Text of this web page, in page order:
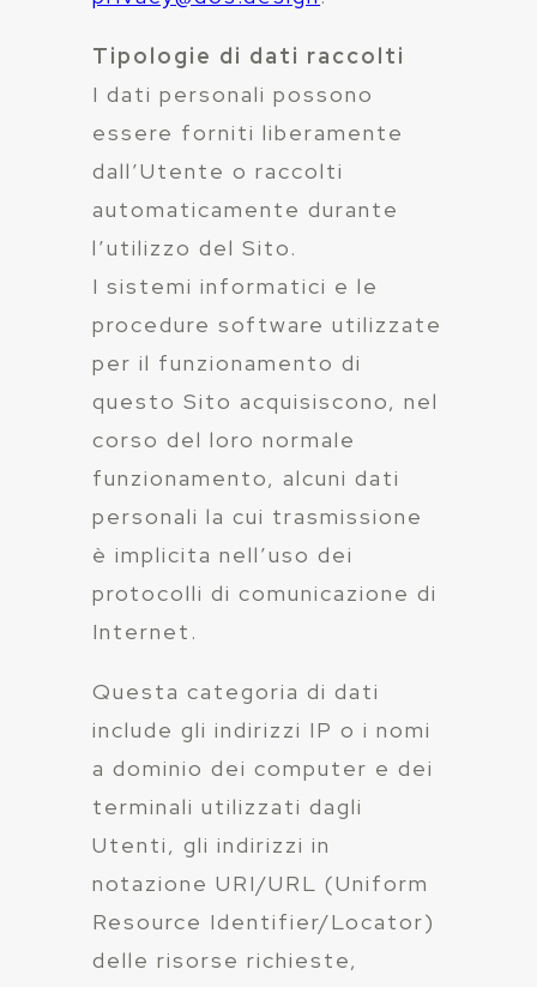
Tipologie di dati raccolti
I dati personali possono
essere forniti liberamente
dall’Utente o raccolti
automaticamente durante
l’utilizzo del Sito.
I sistemi informatici e le
procedure software utilizzate
per il funzionamento di
questo Sito acquisiscono, nel
corso del loro normale
funzionamento, alcuni dati
personali la cui trasmissione
è implicita nell’uso dei
protocolli di comunicazione di
Internet.
Questa categoria di dati
include gli indirizzi IP o i nomi
a dominio dei computer e dei
terminali utilizzati dagli
Utenti, gli indirizzi in
notazione URI/URL (Uniform
Resource Identifier/Locator)
delle risorse richieste,